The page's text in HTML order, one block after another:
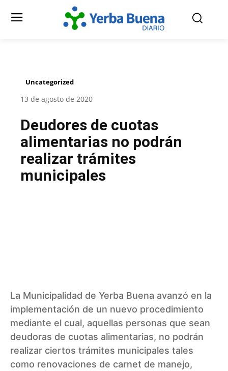
Uncategorized
13 de agosto de 2020
Deudores de cuotas
alimentarias no podrán
realizar trámites
municipales
La Municipalidad de Yerba Buena avanzó en la
implementación de un nuevo procedimiento
mediante el cual, aquellas personas que sean
deudoras de cuotas alimentarias, no podrán
realizar ciertos trámites municipales tales
como renovaciones de carnet de manejo,